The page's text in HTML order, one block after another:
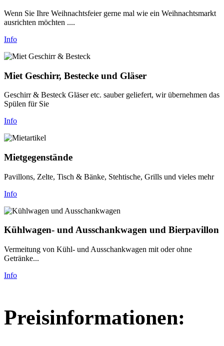
Wenn Sie Ihre Weihnachtsfeier gerne mal wie ein Weihnachtsmarkt
ausrichten möchten ....
Info
Miet Geschirr, Bestecke und Gläser
Geschirr & Besteck Gläser etc. sauber geliefert, wir übernehmen das
Spülen für Sie
Info
Mietgegenstände
Pavillons, Zelte, Tisch & Bänke, Stehtische, Grills und vieles mehr
Info
Kühlwagen- und Ausschankwagen und Bierpavillon
Vermeitung von Kühl- und Ausschankwagen mit oder ohne
Getränke...
Info
Preisinformationen: